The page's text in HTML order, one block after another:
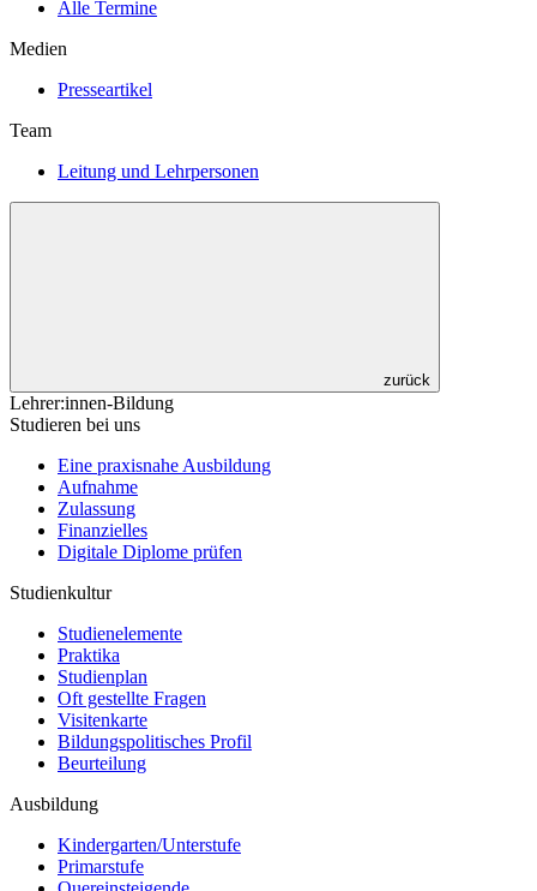
Alle Termine
Medien
Presseartikel
Team
Leitung und Lehrpersonen
zurück
Lehrer:innen-Bildung
Studieren bei uns
Eine praxisnahe Ausbildung
Aufnahme
Zulassung
Finanzielles
Digitale Diplome prüfen
Studienkultur
Studienelemente
Praktika
Studienplan
Oft gestellte Fragen
Visitenkarte
Bildungspolitisches Profil
Beurteilung
Ausbildung
Kindergarten/Unterstufe
Primarstufe